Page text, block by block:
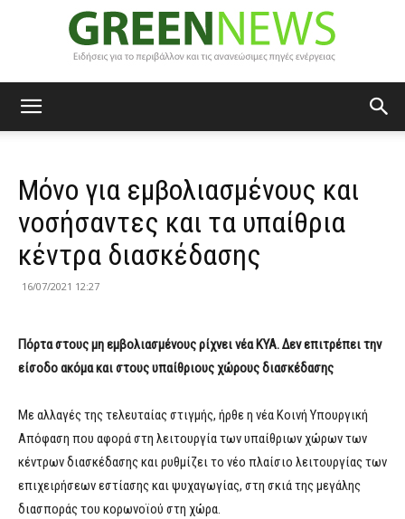
News
Μόνο για εμβολιασμένους και
νοσήσαντες και τα υπαίθρια
κέντρα διασκέδασης
16/07/2021 12:27
Πόρτα στους μη εμβολιασμένους ρίχνει νέα ΚΥΑ. Δεν επιτρέπει την
είσοδο ακόμα και στους υπαίθριους χώρους διασκέδασης
Με αλλαγές της τελευταίας στιγμής, ήρθε η νέα Κοινή Υπουργική
Απόφαση που αφορά στη λειτουργία των υπαίθριων χώρων των
κέντρων διασκέδασης και ρυθμίζει το νέο πλαίσιο λειτουργίας των
επιχειρήσεων εστίασης και ψυχαγωγίας, στη σκιά της μεγάλης
διασποράς του κορωνοϊού στη χώρα.